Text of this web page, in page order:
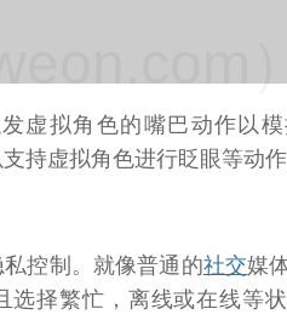
虚拟角色的嘴巴动作以
持虚拟角色进行眨眼等动作
控制。就像普通的社交媒
选择繁忙，离线或在线等